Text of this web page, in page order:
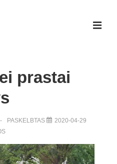
prastai
PASKELBTAS
2020-04-29